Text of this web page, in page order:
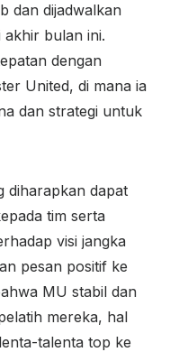
dan dijadwalkan
bulan ini.
dengan
United, di mana ia
dan strategi untuk
diharapkan dapat
tim serta
visi jangka
pesan positif ke
MU stabil dan
mereka, hal
talenta top ke